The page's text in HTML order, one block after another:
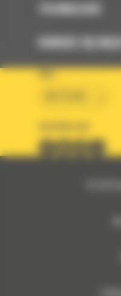
TECHNOLOGIE
DOWIEDZ SIĘ WIĘCEJ
KRAJ